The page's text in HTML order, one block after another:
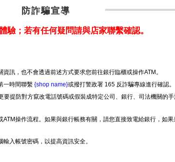
防詐騙宣導
；若有任何疑問請與店家聯繫確認。
訊，也不會透過前述方式要求您前往銀行臨櫃或操作ATM。
一時間聯繫 {shop name}或撥打警政署 165 反詐騙專線進行確認。
提防對方竄改電話號碼或假裝成特定公司、銀行、司法機關的
操作流程。如果與銀行帳務有關，請您直接致電給銀行，如
入帳號密碼，以提高資訊安全。